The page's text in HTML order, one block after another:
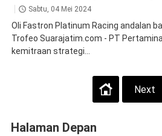
Sabtu, 04 Mei 2024
Oli Fastron Platinum Racing andalan
Trofeo Suarajatim.com - PT
kemitraan strategi...
Next
Halaman Depan